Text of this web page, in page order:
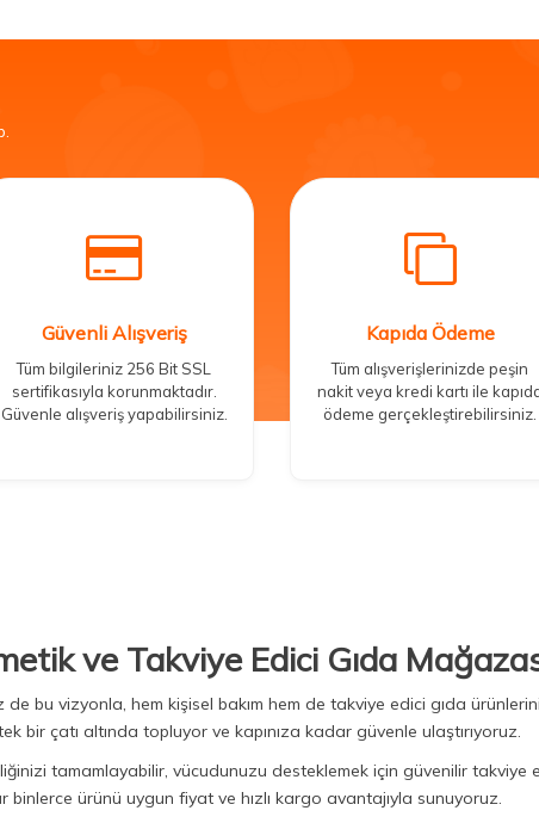
Güvenli Alışveriş
Tüm bilgileriniz 256 Bit SSL
sertifikasıyla korunmaktadır.
Güvenle alışveriş yapabilirsiniz.
Kapıda Ödeme
Tüm alışverişlerinizde peşin
nakit veya kredi kartı ile
ödeme gerçekleştirebilirsiniz.
ve Takviye Edici Gıda
de bu vizyonla, hem kişisel bakım hem de takviye edici gıda
bir çatı altında topluyor ve kapınıza kadar güvenle ulaştırıyoruz.
tamamlayabilir, vücudunuzu desteklemek için güvenilir takviye
binlerce ürünü uygun fiyat ve hızlı kargo avantajıyla sunuyoruz.